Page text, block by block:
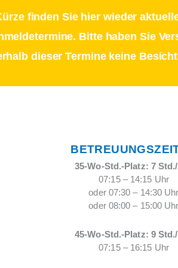
finden Sie hier wieder
Bitte haben Sie
dieser Termine keine
35-Wo-Std.-Platz: 7
07:15 – 14:15 Uhr
oder 07:30 – 14:30 Uhr
oder 08:00 – 15:00 Uhr
45-Wo-Std.-Platz: 9
07:15 – 16:15 Uhr